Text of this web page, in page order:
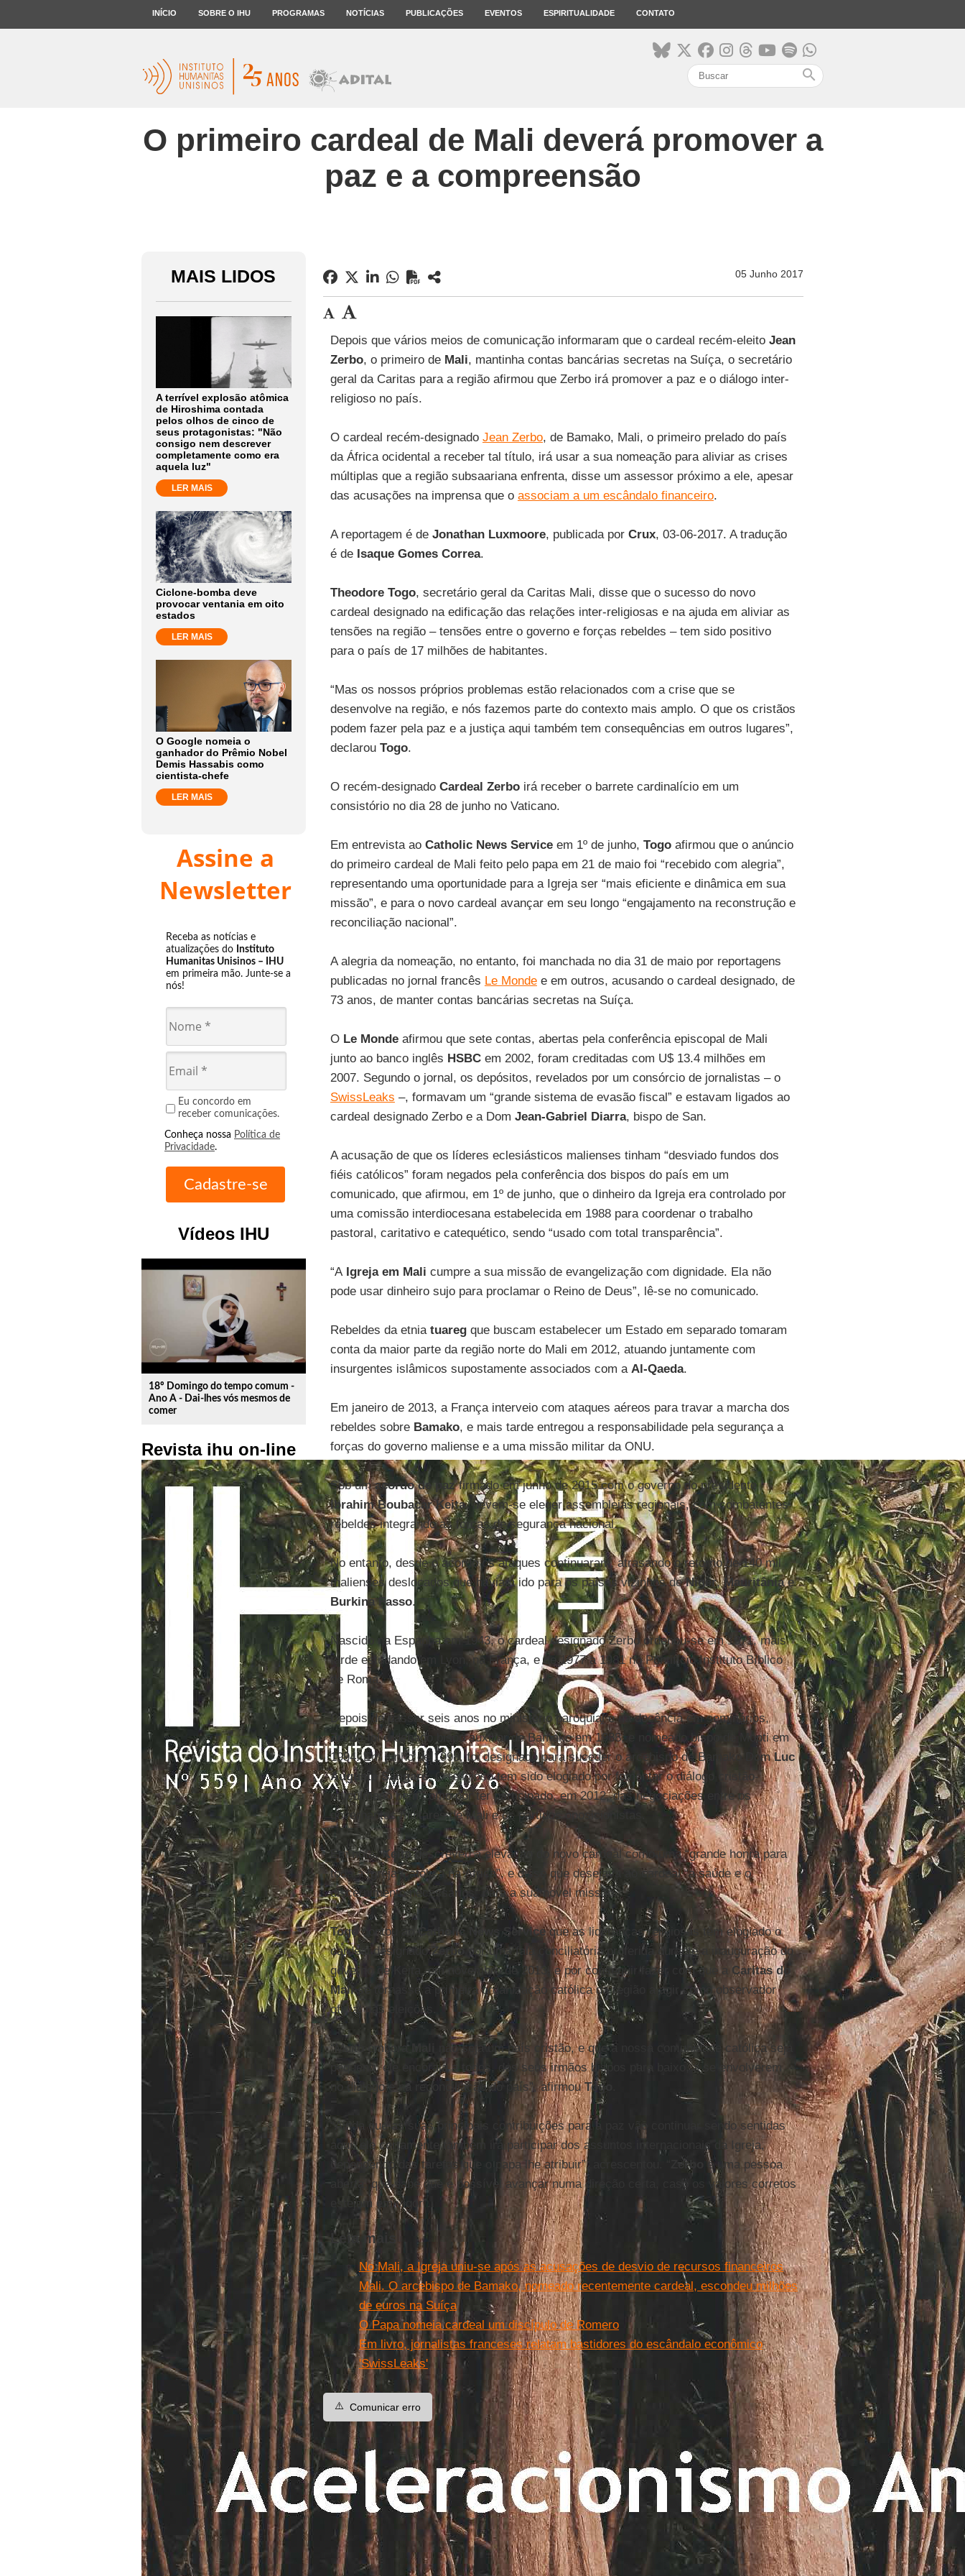
INÍCIO SOBRE O IHU PROGRAMAS NOTÍCIAS PUBLICAÇÕES EVENTOS ESPIRITUALIDADE CONTATO
search
O primeiro cardeal de Mali deverá promover a
paz e a compreensão
MAIS LIDOS
A terrível explosão atômica
de Hiroshima contada
pelos olhos de cinco de
seus protagonistas: "Não
consigo nem descrever
completamente como era
aquela luz"
LER MAIS
Ciclone-bomba deve
provocar ventania em oito
estados
LER MAIS
O Google nomeia o
ganhador do Prêmio Nobel
Demis Hassabis como
cientista-chefe
LER MAIS
Assine a
Newsletter
Receba as notícias e
atualizações do Instituto
Humanitas Unisinos – IHU
em primeira mão. Junte-se a
nós!
Eu concordo em
receber comunicações.
Conheça nossa Política de
Privacidade.
Vídeos IHU
play_circle_outline
18º Domingo do tempo comum -
Ano A - Dai-lhes vós mesmos de
comer
Revista ihu on-line
05 Junho 2017
Depois que vários meios de comunicação informaram que o cardeal recém-eleito Jean
Zerbo, o primeiro de Mali, mantinha contas bancárias secretas na Suíça, o secretário
geral da Caritas para a região afirmou que Zerbo irá promover a paz e o diálogo inter-
religioso no país.
O cardeal recém-designado Jean Zerbo, de Bamako, Mali, o primeiro prelado do país
da África ocidental a receber tal título, irá usar a sua nomeação para aliviar as crises
múltiplas que a região subsaariana enfrenta, disse um assessor próximo a ele, apesar
das acusações na imprensa que o associam a um escândalo financeiro.
A reportagem é de Jonathan Luxmoore, publicada por Crux, 03-06-2017. A tradução
é de Isaque Gomes Correa.
Theodore Togo, secretário geral da Caritas Mali, disse que o sucesso do novo
cardeal designado na edificação das relações inter-religiosas e na ajuda em aliviar as
tensões na região – tensões entre o governo e forças rebeldes – tem sido positivo
para o país de 17 milhões de habitantes.
“Mas os nossos próprios problemas estão relacionados com a crise que se
desenvolve na região, e nós fazemos parte do contexto mais amplo. O que os cristãos
podem fazer pela paz e a justiça aqui também tem consequências em outros lugares”,
declarou Togo.
O recém-designado Cardeal Zerboirá receber o barrete cardinalício em um
consistório no dia 28 de junho no Vaticano.
Em entrevista ao Catholic News Serviceem 1º de junho, Togoafirmou que o anúncio
do primeiro cardeal de Mali feito pelo papa em 21 de maio foi “recebido com alegria”,
representando uma oportunidade para a Igreja ser “mais eficiente e dinâmica em sua
missão”, e para o novo cardeal avançar em seu longo “engajamento na reconstrução e
reconciliação nacional”.
A alegria da nomeação, no entanto, foi manchada no dia 31 de maio por reportagens
publicadas no jornal francês Le Mondee em outros, acusando o cardeal designado, de
73 anos, de manter contas bancárias secretas na Suíça.
O Le Mondeafirmou que sete contas, abertas pela conferência episcopal de Mali
junto ao banco inglês HSBCem 2002, foram creditadas com U$ 13.4 milhões em
2007. Segundo o jornal, os depósitos, revelados por um consórcio de jornalistas – o
SwissLeaks –, formavam um “grande sistema de evasão fiscal” e estavam ligados ao
cardeal designado Zerbo e a Dom Jean-Gabriel Diarra, bispo de San.
A acusação de que os líderes eclesiásticos malienses tinham “desviado fundos dos
fiéis católicos” foram negados pela conferência dos bispos do país em um
comunicado, que afirmou, em 1º de junho, que o dinheiro da Igreja era controlado por
uma comissão interdiocesana estabelecida em 1988 para coordenar o trabalho
pastoral, caritativo e catequético, sendo “usado com total transparência”.
“AIgreja em Mali cumpre a sua missão de evangelização com dignidade. Ela não
pode usar dinheiro sujo para proclamar o Reino de Deus”, lê-se no comunicado.
Rebeldes da etnia tuaregque buscam estabelecer um Estado em separado tomaram
conta da maior parte da região norte do Mali em 2012, atuando juntamente com
insurgentes islâmicos supostamente associados com a Al-Qaeda.
Em janeiro de 2013, a França interveio com ataques aéreos para travar a marcha dos
rebeldes sobre Bamako, e mais tarde entregou a responsabilidade pela segurança a
forças do governo maliense e a uma missão militar da ONU.
Sob umacordo de pazfirmado em junho de 2015 com o governo do presidente
Ibrahim Boubacar Keita, devem-se eleger assembleias regionais, com combatentes
rebeldes integrando as forças de segurança nacional.
No entanto, desde o acordo os ataques continuaram, atrasando o retorno de 140 mil
malienses deslocados que haviam ido para os países vizinhos deNíger,Mauritâniae
Burkina Fasso.
Nascido na Espanha em 1943, o cardeal designado Zerbo ordenou-se em 1971, mais
tarde estudando em Lyon, na França, e de 1977 a 1981 no Pontifício Instituto Bíblico
de Roma.
Depois de passar seis anos no ministério paroquial e na docência em seminários,
Zerbofoi ordenado bispo auxiliar de Bamako em 1988, e nomeado bispo de Mopti em
1994. Em junho de 1998, foi designado para suceder o arcebispo de Bamako DomLuc
Auguste Sangare. O religioso tem sido elogiado por fomentar o diálogo cristão-
muçulmano bem como por ter participado, em 2012, das negociações entre os
governantes militares de Mali e os partidos oposicionistas.
Em nota,Keitadescreveu a elevação do novo cardeal como uma “grande honra para
toda a Igreja Católica na África”, e disse que desejava ao cardeal “a saúde e o
discernimento necessários” para a sua novel missão.
Togo contou aoCatholic News Serviceque as lideranças religiosas têm elogiado o
cardeal designadoZerbo por uma fala conciliatória proferida durante a inauguração do
governo de Keita, em novembro de 2013, e por conseguir fazer com que a Caritas do
Malise tornasse a primeira organização católica da região a agir como observador
oficial nas eleições.
“Muito embora Mali
não seja um país cristão, e que a nossa comunidade católica seja
pequena, ele encoraja a todos, dos seus irmãos bispos para baixo, a se envolverem
no diálogo e na reconciliação do país”, afirmouTogo
“Ainda que as suas principais contribuições para a paz vão continuar sendo sentidas
aqui, ele certamente também irá participar dos assuntos internacionais da Igreja,
dependendo das tarefas que o papa lhe atribuir”, acrescentou. “
Zerbo
é uma pessoa
aberta, que sabe que é possível avançar numa direção certa, caso os valores corretos
estejam em vigor”.
Leia mais
No Mali, a Igreja uniu-se após as acusações de desvio de recursos financeiros
Mali. O arcebispo de Bamako, nomeado recentemente cardeal, escondeu milhões
de euros na Suíça
O Papa nomeia cardeal um discípulo de Romero
Em livro, jornalistas franceses relatam bastidores do escândalo econômico
'SwissLeaks'
⚠️ Comunicar erro